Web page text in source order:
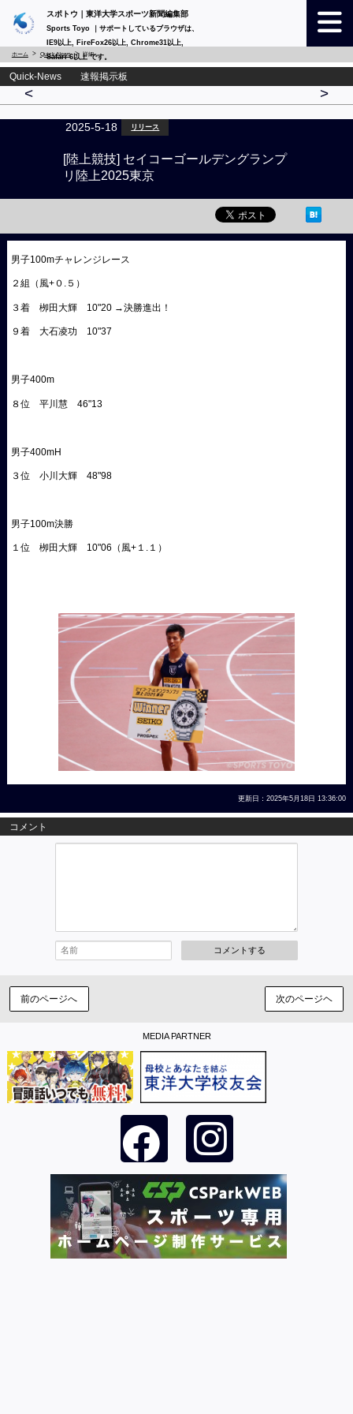
スポトウ｜東洋大学スポーツ新聞編集部
Sports Toyo ｜サポートしているブラウザは、
IE9以上, FireFox26以上, Chrome31以上,
Safari 6以上 です。
ホーム Quick-News 詳細
Quick-News 速報掲示板
< >
2025-5-18 リリース
[陸上競技] セイコーゴールデングランプ
リ陸上2025東京
男子100mチャレンジレース
２組（風+０.５）
３着 栁田大輝 10"20 →決勝進出！
９着 大石凌功 10"37
男子400m
８位 平川慧 46"13
男子400mH
３位 小川大輝 48"98
男子100m決勝
１位 栁田大輝 10"06（風+１.１）
更新日：2025年5月18日 13:36:00
コメント
コメントする
前のページへ 次のページヘ
MEDIA PARTNER